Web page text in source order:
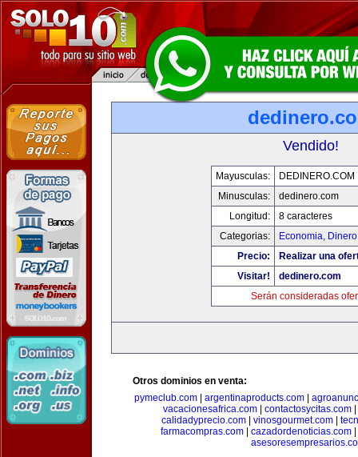
Vendido!
Mayusculas:
DEDINERO.COM
Minusculas:
dedinero.com
Longitud:
8 caracteres
Categorias:
Economia,
Precio:
Realizar una
Visitar!
dedinero.com
Serán consideradas
Otros dominios en venta:
pymeclub.com| argentinaproducts.com|
vacacionesafrica.com| contactosycitas.com|
calidadyprecio.com
vinosgourmet.com
farmacompras.com
cazadordenoticias.com